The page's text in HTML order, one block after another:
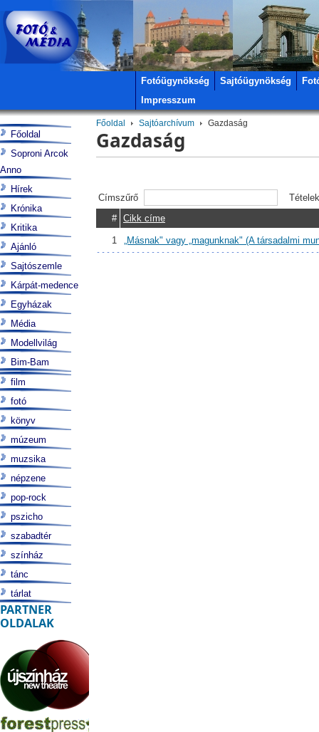
Fotóügynökség Sajtóügynökség
Impresszum
Főoldal Sajtóarchívum Gazdaság
Gazdaság
Címszűrő
#
Cikk címe
1 „Másnak" vagy „magunknak" (A társadalmi
Főoldal
Soproni Arcok
Anno
Hírek
Krónika
Kritika
Ajánló
Sajtószemle
Kárpát-medence
Egyházak
Média
Modellvilág
Bim-Bam
film
fotó
könyv
múzeum
muzsika
népzene
pop-rock
pszicho
szabadtér
színház
tánc
tárlat
PARTNER
OLDALAK